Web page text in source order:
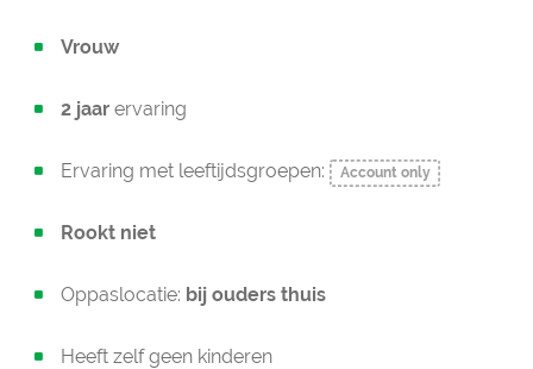
Vrouw
2 jaar ervaring
Ervaring met leeftijdsgroepen: Account only
Rookt niet
Oppaslocatie: bij ouders thuis
Heeft zelf geen kinderen